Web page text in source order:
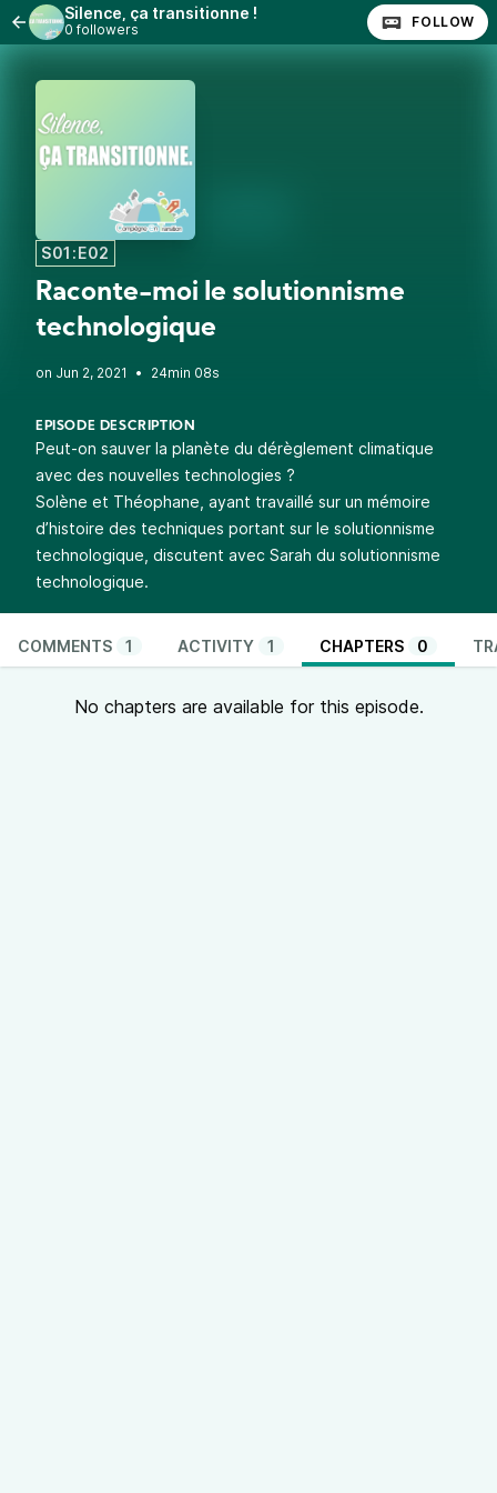
Silence, ça transitionne !
0 followers FOLLOW
S01:E02
Raconte-moi le solutionnisme
technologique
• 24min 08s
EPISODE DESCRIPTION
Peut-on sauver la planète du dérèglement climatique
avec des nouvelles technologies ?
Solène et Théophane, ayant travaillé sur un mémoire
d’histoire des techniques portant sur le solutionnisme
technologique, discutent avec Sarah du solutionnisme
technologique.
COMMENTS 1 ACTIVITY 1 CHAPTERS 0
No chapters are available for this episode.